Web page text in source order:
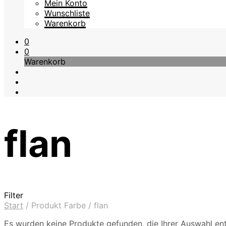
Mein Konto
Wunschliste
Warenkorb
0
0
Warenkorb
flan
Filter
Start / Produkt Farbe / flan
Es wurden keine Produkte gefunden, die Ihrer Auswahl